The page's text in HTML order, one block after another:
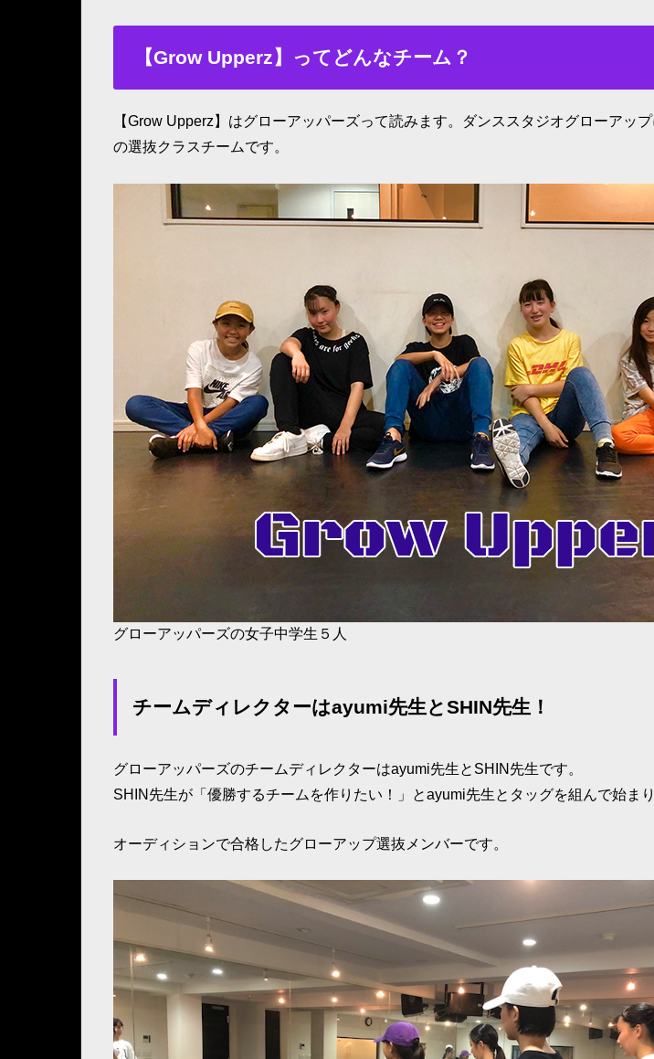
【Grow Upperz】ってどんなチーム？
【Grow Upperz】はグローアッパーズって読みます。ダンススタジオグローアッ
の選抜クラスチームです。
グローアッパーズの女子中学生５人
チームディレクターはayumi先生とSHIN先生！
グローアッパーズのチームディレクターはayumi先生とSHIN先生です。
SHIN先生が「優勝するチームを作りたい！」とayumi先生とタッグを組んで始まり
オーディションで合格したグローアップ選抜メンバーです。